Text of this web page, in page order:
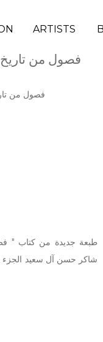
ARTISTS
فصول من تاريخ
فصول من
طبعة جديدة من كتاب "
شاكر حسن آل سعيد